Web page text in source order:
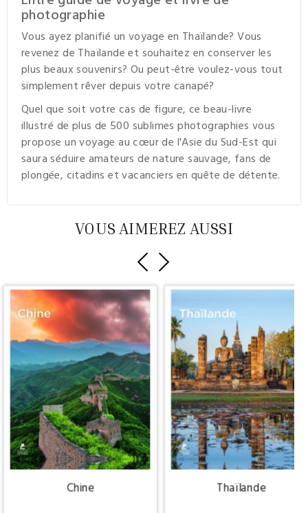
photographie
Vous ayez planifié un voyage en Thaïlande? Vous
revenez de Thaïlande et souhaitez en conserver les
plus beaux souvenirs? Ou peut-être voulez-vous tout
simplement rêver depuis votre canapé?
Quel que soit votre cas de figure, ce beau-livre
illustré de plus de 500 sublimes photographies vous
propose un voyage au cœur de l'Asie du Sud-Est qui
saura séduire amateurs de nature sauvage, fans de
plongée, citadins et vacanciers en quête de détente.
VOUS AIMEREZ AUSSI
Chine Thaïlande